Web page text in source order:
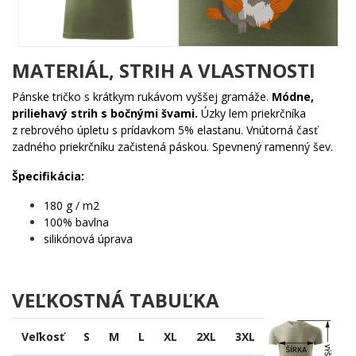
malého sivého makaka. Obe zvieratká majú veľké guľaté oči
plné nehy a ich výraz hovorí viac ako tisíc slov – toto je
priateľstvo a láska bez hraníc. Farebné spracovanie v teplých
odtieňoch oranžovej a sivej robí z tohto motívu skutočný
vizuálny zážitok!
🎯 Komu urobí radosť?
🌿 Milovníkom prírody a divých zvierat, ktorí nosia srdce
na dlani
👧 Deťom aj dospelým, ktorí nikdy nestratili zmysel pre
🎁 Každému, kto hľadá originálny darček, ktorý zaručene
nezapadne prachom
🐾 Fanúšikom opíc a primatológie, ktorí vedia, že opice sú
objednaj si ho ešte dnes a nechaj svoju opičiu stránku vyniknúť! 🐒
❤️
MATERIÁL, STRIH A VLASTNOSTI
Pánske tričko s krátkym rukávom vyššej gramáže. Módne,
priliehavý strih s bočnými švami. Úzky lem priekrčníka
z rebrového úpletu s prídavkom 5% elastanu. Vnútorná časť
zadného priekrčníku začistená páskou. Spevnený ramenný šev.
Špecifikácia:
180 g / m2
100% bavlna
silikónová úprava
VEĽKOSTNÁ TABUĽKA
Veľkosť S M L XL 2XL 3XL